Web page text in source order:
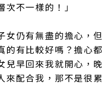
不一樣的！」
女仍有無盡的擔心，但
的有比較好嗎？擔心都
兒早回來我就開心，晚
來配合我，那不是很累